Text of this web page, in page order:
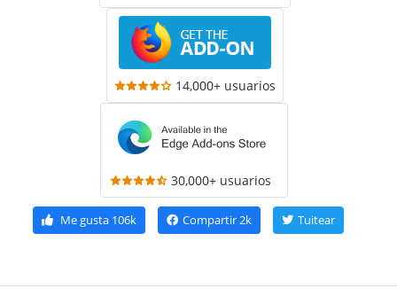
14,000+ usuarios
30,000+ usuarios
Me gusta106k Compartir2k Tuitear